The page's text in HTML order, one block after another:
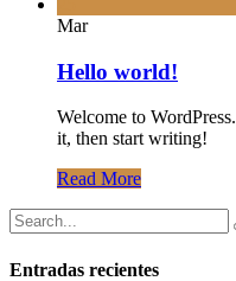
Mar
Hello world!
Welcome to
it, then start writing!
Read More
Entradas recientes